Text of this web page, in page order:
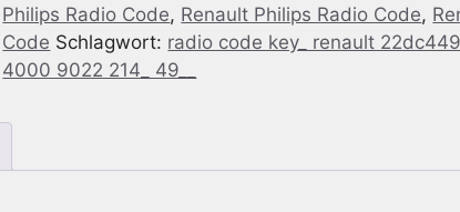
Philips
22DC449/62L
RADIOSAT
9022
Philips Radio Code, Renault Philips Radio Code,
Code Schlagwort: radio code key_ renault
4000 9022 214_ 49__